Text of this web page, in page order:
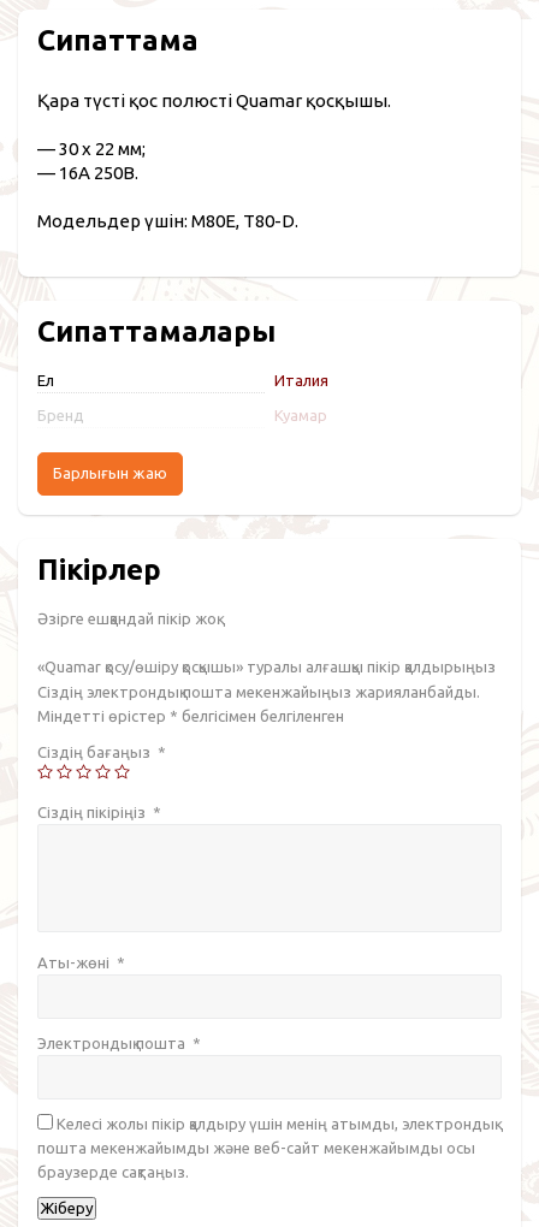
Сипаттама
Қара түсті қос полюсті Quamar қосқышы.
— 30 ​​x 22 мм;
— 16А 250В.
Модельдер үшін: M80E, T80-D.
Сипаттамалары
Ел Италия
Бренд Куамар
Барлығын жаю
Пікірлер
Әзірге ешқандай пікір жоқ.
«Quamar қосу/өшіру қосқышы» туралы алғашқы пікір қалдырыңыз
Сіздің электрондық пошта мекенжайыңыз жарияланбайды.
Міндетті өрістер * белгісімен белгіленген
Сіздің бағаңыз *
Сіздің пікіріңіз *
Аты-жөні *
Электрондық пошта *
Келесі жолы пікір қалдыру үшін менің атымды, электрондық
пошта мекенжайымды және веб-сайт мекенжайымды осы
браузерде сақтаңыз.